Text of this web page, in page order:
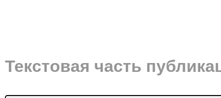
Текстовая часть